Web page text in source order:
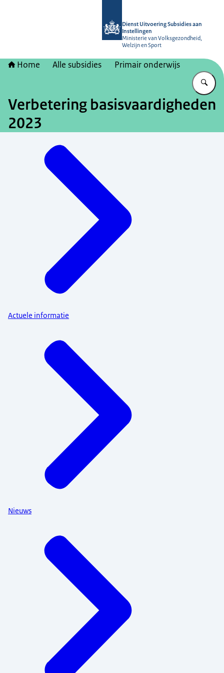
Dienst Uitvoering Subsidies aan
Instellingen
Ministerie van Volksgezondheid,
Welzijn en Sport
Home Alle subsidies Primair onderwijs
Verbetering basisvaardigheden
2023
Actuele informatie
Nieuws